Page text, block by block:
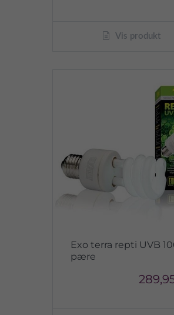
Vis produkt
Exo terra repti UVB
pære